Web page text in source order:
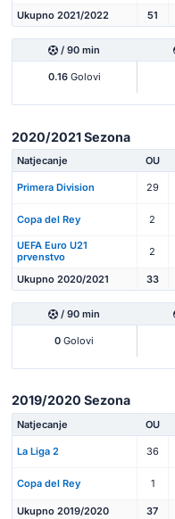
Ukupno 2021/2022 51
/ 90 min
0.16Golovi
2020/2021 Sezona
Natjecanje OU
Primera Division 29
Copa del Rey 2
UEFA Euro U21
prvenstvo
2
Ukupno 2020/2021 33
/ 90 min
0 Golovi
2019/2020 Sezona
Natjecanje OU
La Liga 2 36
Copa del Rey 1
Ukupno 2019/2020 37